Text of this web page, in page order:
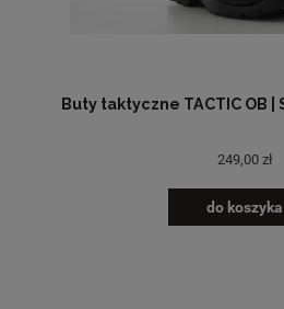
Buty taktyczne TACTIC OB |
249,00 zł
do koszyka